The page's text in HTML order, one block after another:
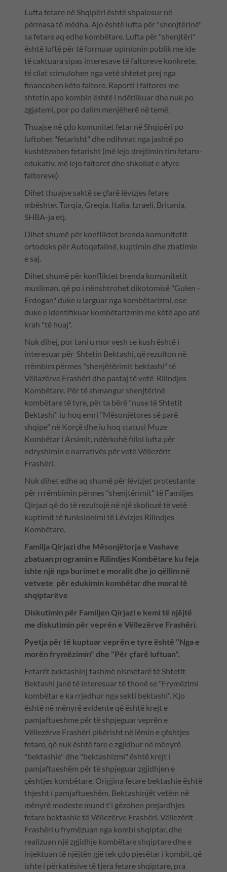
Lufta fetare në Shqipëri është shpalosur në
përmasa të mëdha. Ajo është lufta për "shenjtërinë"
sa fetare aq edhe kombëtare. Lufta për "shenjtëri"
është luftë për të formuar opinionin publik me ide
të caktuara sipas interesave të faltoreve konkrete,
të cilat stimulohen nga vetë shtetet prej nga
financohen këto faltore. Raporti i faltores me
shtetin apo kombin është i ndërlikuar dhe nuk po
zgjatemi, por po dalim menjëherë në temë.
Thuajse në çdo komunitet fetar në Shqipëri po
luftohet "fetarisht" dhe ndihmat nga jashtë po
kushtëzohen fetarisht (më lejo drejtimin tim fetaro-
edukativ, më lejo faltoret dhe shkollat e atyre
faltoreve).
Dihet thuajse saktë se çfarë lëvizjes fetare
mbështet Turqia, Greqia, Italia, Izraeli, Britania,
SHBA-ja etj.
Dihet shumë për konfliktet brenda komunitetit
ortodoks për Autoqefalinë, kuptimin dhe zbatimin
e saj.
Dihet shumë për konfliktet brenda komunitetit
musliman, që po i nënshtrohet dikotomisë "Gulen -
Erdogan" duke u larguar nga kombëtarizmi, ose
duke e identifikuar kombëtarizmin me këtë apo atë
krah "të huaj".
Nuk dihej, por tani u mor vesh se kush është i
interesuar për Shtetin Bektashi, që rezulton në
rrëmbim përmes "shenjëtërimit bektashi" të
Vëllazërve Frashëri dhe pastaj të vetë Rilindjes
Kombëtare. Për të shmangur shenjtërinë
kombëtare të tyre, për ta bërë "nuse të Shtetit
Bektashi" iu hoq emri "Mësonjëtores së parë
shqipe" në Korçë dhe iu hoq statusi Muze
Kombëtar i Arsimit, ndërkohë filloi lufta për
ndryshimin e narrativës për vetë Vëllezërit
Frashëri.
Nuk dihet edhe aq shumë për lëvizjet protestante
për rrrëmbimin përmes "shenjtërimit" të Familjes
Qirjazi që do të rezultojë në një skoliozë të vetë
kuptimit të funksionimi të Lëvizjes Rilindjes
Kombëtare.
Familja Qirjazi dhe Mësonjëtorja e Vashave
zbatuan programin e Rilindjes Kombëtare ku feja
ishte një nga burimet e moralit dhe jo qëllim në
vetvete për edukimin kombëtar dhe moral të
shqiptarëve
Diskutimin për Familjen Qirjazi e kemi të njëjtë
me diskutimin për veprën e Vëllezërve Frashëri.
Pyetja për të kuptuar veprën e tyre është "Nga e
morën frymëzimin" dhe "Për çfarë luftuan".
Fetarët bektashinj tashmë nismëtarë të Shtetit
Bektashi janë të interesuar të thonë se "Frymëzimi
kombëtar e ka rrjedhur nga sekti bektashi". Kjo
është në mënyrë evidente që është krejt e
pamjaftueshme për të shpjeguar veprën e
Vëllezërve Frashëri pikërisht në lëmin e çështjes
fetare, që nuk është fare e zgjidhur në mënyrë
"bektashie" dhe "bektashizmi" është krejt i
pamjaftueshëm për të shpjeguar zgjidhjen e
çështjes kombëtare. Origjina fetare bektashie është
thjesht i pamjaftueshëm. Bektashinjët vetëm në
mënyrë modeste mund t'i gëzohen prejardhjes
fetare bektashie të Vëllezërve Frashëri. Vëllezërit
Frashëri u frymëzuan nga kombi shqiptar, dhe
realizuan një zgjidhje kombëtare shqiptare dhe e
injektuan të njëjtën gjë tek çdo pjesëtar i kombit, që
ishte i përkatësive të tjera fetare shqiptare, pra